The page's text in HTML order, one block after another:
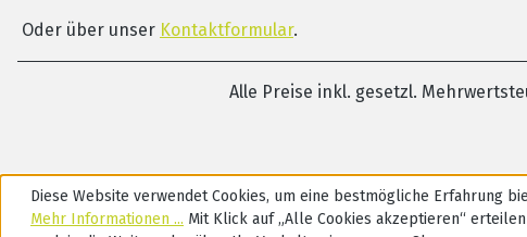
Oder über unser Kontaktformular.
Alle Preise inkl. gesetzl.
Diese Website verwendet Cookies, um eine bestmögliche Erfahrung
Mehr Informationen ... Mit Klick auf „Alle Cookies akzeptieren“